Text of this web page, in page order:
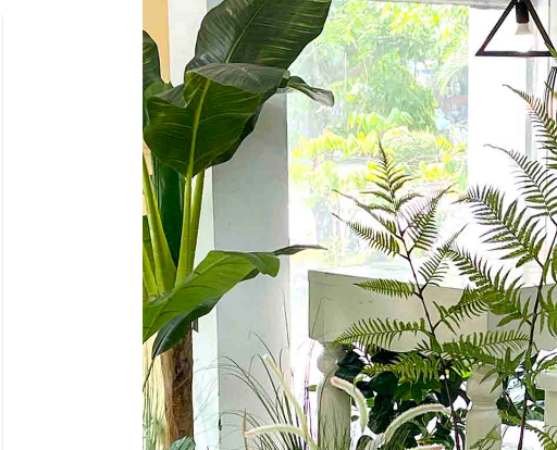
Cây Hoa Decor- Cây Hoa
Trà Giả Thiết Kế Căn Hộ,
Trang Trí Tinh Tế, Màu
Sắc Ấm Cúng (80cm)-
Cây Hoa Giả- Cây Hoa
Mộc Lan Giả Decor Nhà
Cửa Sang Trọng
(160cm)- CC1215
Cây Hoa Thiết Kế- Cây
Đỗ Quyên Giả Thiết Kế
Tiểu Cảnh Căn Hộ Đẹp
Tự Nhiên (2m)- CC1174
2.950.000₫
4.647.000₫
Cây Giả Decor- Cây Hoa
Rum Giả Trang Trí Cửa
Hiệu Nổi Bật (140cm)-
CC1148
1.650.000₫
2.414.000₫